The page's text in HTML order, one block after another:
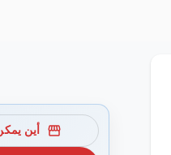
storefront أين